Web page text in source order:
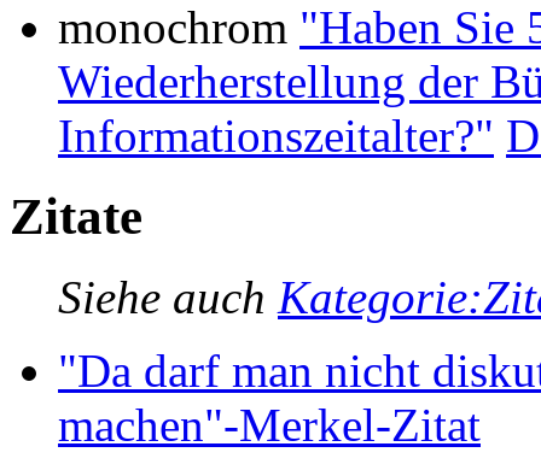
monochrom "Haben Sie
Wiederherstellung der
Informationszeitalter?"
Zitate
Siehe auch
"Da darf man nicht
machen"-Merkel-Zitat